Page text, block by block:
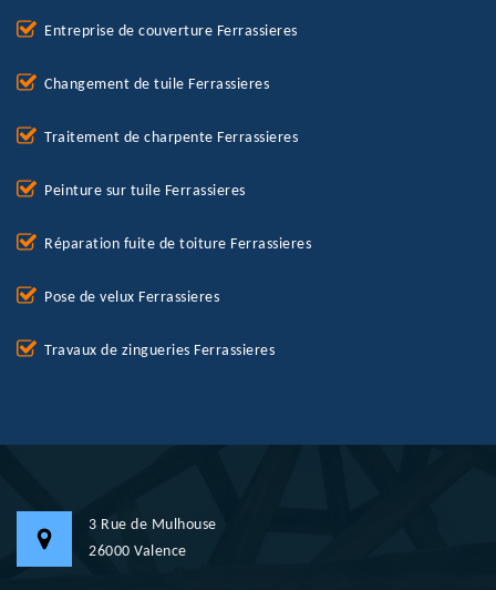
Entreprise de couverture Ferrassieres
Changement de tuile Ferrassieres
Traitement de charpente Ferrassieres
Peinture sur tuile Ferrassieres
Réparation fuite de toiture Ferrassieres
Pose de velux Ferrassieres
Travaux de zingueries Ferrassieres
3 Rue de Mulhouse
26000 Valence